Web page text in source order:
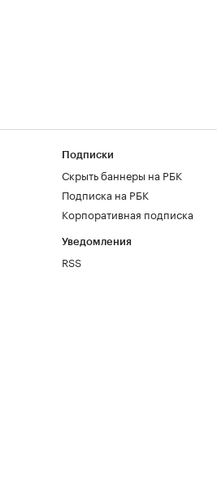
Подписки
Скрыть баннеры на РБК
Подписка на РБК
Корпоративная подписка
Уведомления
RSS